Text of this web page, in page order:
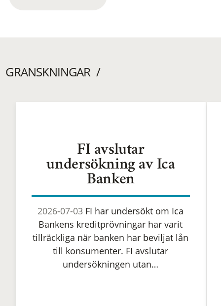
GRANSKNINGAR
FI avslutar
undersökning av Ica
Banken
2026-07-03 FI har undersökt om Ica
Bankens kreditprövningar har varit
tillräckliga när banken har beviljat lån
till konsumenter. FI avslutar
undersökningen utan…